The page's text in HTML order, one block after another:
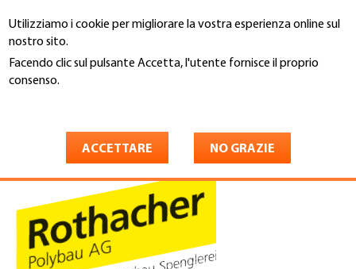
Utilizziamo i cookie per migliorare la vostra esperienza online sul
nostro sito.
Facendo clic sul pulsante Accetta, l'utente fornisce il proprio
consenso.
ACCETTARE NO GRAZIE
al
contenuto
principale
You